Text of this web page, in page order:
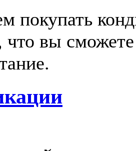
покупать
что вы